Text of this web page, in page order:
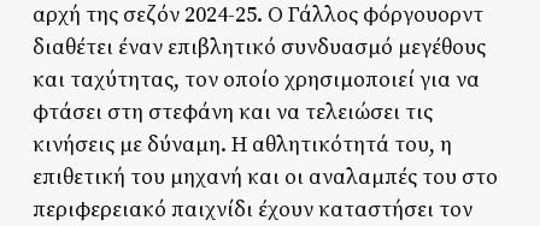
αρχή της σεζόν 2024-25. Ο Γάλλος φόργουορντ
διαθέτει έναν επιβλητικό συνδυασμό μεγέθους
και ταχύτητας, τον οποίο χρησιμοποιεί για να
φτάσει στη στεφάνη και να τελειώσει τις
κινήσεις με δύναμη. Η αθλητικότητά του, η
επιθετική του μηχανή και οι αναλαμπές του στο
περιφερειακό παιχνίδι έχουν καταστήσει τον